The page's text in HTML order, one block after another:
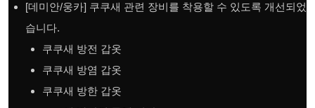
[데미안/웅카] 쿠쿠새 관련 장비를 착용할 수 있도록 개선되었
습니다.
쿠쿠새 방전 갑옷
쿠쿠새 방염 갑옷
쿠쿠새 방한 갑옷